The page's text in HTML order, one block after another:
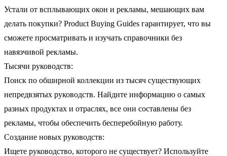
Устали от всплывающих окон и рекламы, мешающих вам
делать покупки? Product Buying Guides гарантирует, что вы
сможете просматривать и изучать справочники без
навязчивой рекламы.
Тысячи руководств:
Поиск по обширной коллекции из тысяч существующих
непредвзятых руководств. Найдите информацию о самых
разных продуктах и отраслях, все они составлены без
рекламы, чтобы обеспечить бесперебойную работу.
Создание новых руководств:
Ищете руководство, которого не существует? Используйте